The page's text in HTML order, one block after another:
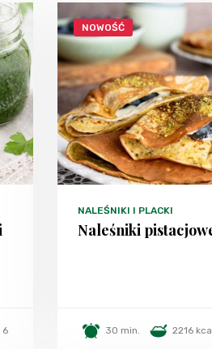
6
NOWOŚĆ
NALEŚNIKI I PLACKI
Naleśniki
30 min. 2216